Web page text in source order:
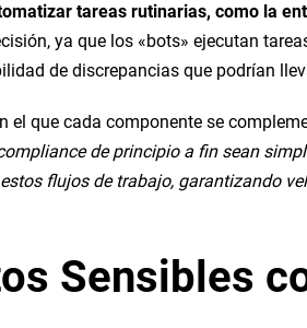
tareas rutinarias, como la
ya que los «bots» ejecutan
de discrepancias que podrían
el que cada componente se
de principio a fin sean
flujos de trabajo, garantizando
Sensibles